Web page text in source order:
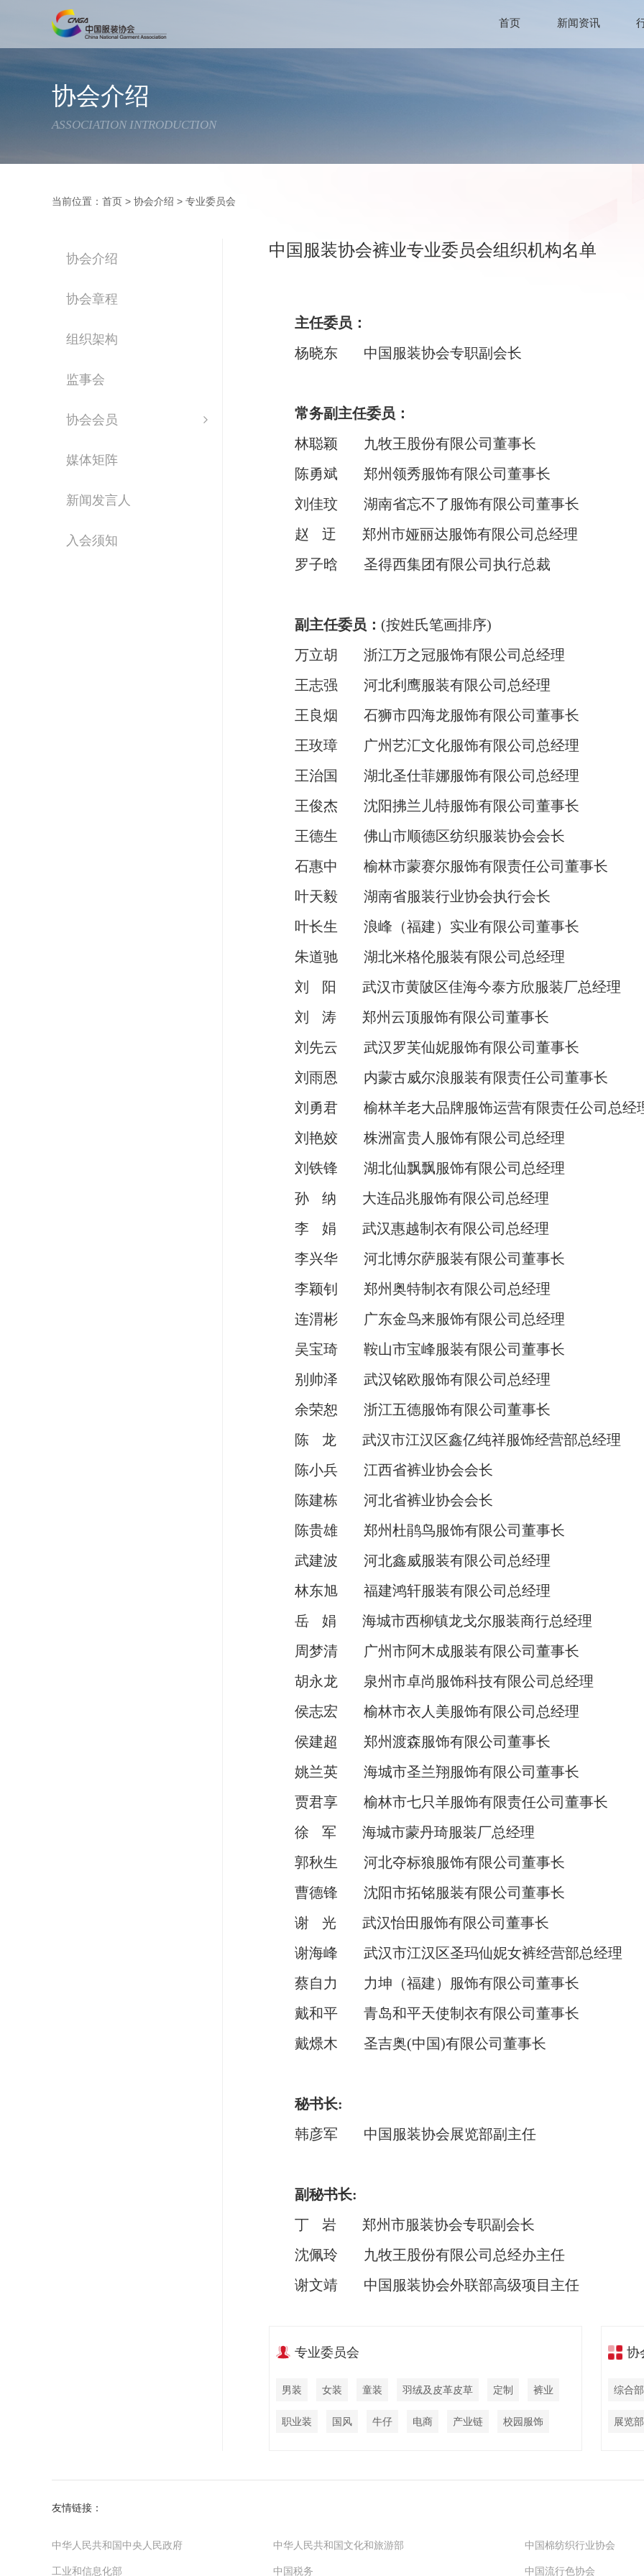
首页 新闻资讯
协会介绍
ASSOCIATION INTRODUCTION
当前位置： 首页 > 协会介绍 > 专业委员会
协会介绍
协会章程
组织架构
监事会
协会会员
媒体矩阵
新闻发言人
入会须知
中国服装协会裤业专业委员会组织机构名单
主任委员：
杨晓东
中国服装协会专职副会长
常务副主任委员：
林聪颖
九牧王股份有限公司 董事长
陈勇斌
郑州领秀服饰有限公司董事长
刘佳玟
湖南省忘不了服饰有限公司 董事长
赵
迂 郑州市娅丽达服饰有限公司 总经理
罗子晗
圣得西集团有限公司 执行总裁
副主任委员： (按姓氏笔画排序)
万立胡
浙江万之冠服饰有限公司 总经理
王志强
河北利鹰服装有限公司 总经理
王良烟
石狮市四海龙服饰有限公司董事长
王玫璋
广州艺汇文化服饰有限公司总经理
王治国
湖北圣仕菲娜服饰有限公司总经理
王俊杰
沈阳拂兰儿特服饰有限公司董事长
王德生
佛山市顺德区纺织服装协会会长
石惠中
榆林市蒙赛尔服饰有限责任公司 董事长
叶天毅
湖南省服装行业协会执行会长
叶长生
浪峰（福建）实业有限公司董事长
朱道驰
湖北米格伦服装有限公司 总经理
刘
阳 武汉市黄陂区佳海今泰方欣服装厂总经理
刘
涛 郑州云顶服饰有限公司 董事长
刘先云
武汉罗芙仙妮服饰有限公司董事长
刘雨恩
内蒙古威尔浪服装有限责任公司 董事长
刘勇君
榆林羊老大品牌服饰运营有限责任公司总经
刘艳姣
株洲富贵人服饰有限公司 总经理
刘铁锋
湖北仙飘飘服饰有限公司 总经理
孙
纳 大连品兆服饰有限公司 总经理
李
娟 武汉惠越制衣有限公司 总经理
李兴华
河北博尔萨服装有限公司 董事长
李颖钊
郑州奥特制衣有限公司 总经理
连渭彬
广东金鸟来服饰有限公司 总经理
吴宝琦
鞍山市宝峰服装有限公司 董事长
别帅泽
武汉铭欧服饰有限公司 总经理
余荣恕
浙江五德服饰有限公司 董事长
陈
龙 武汉市江汉区鑫亿纯祥服饰经营部总经理
陈小兵
江西省裤业协会会长
陈建栋
河北省裤业协会会长
陈贵雄
郑州杜鹃鸟服饰有限公司 董事长
武建波
河北鑫威服装有限公司 总经理
林东旭
福建鸿轩服装有限公司 总经理
岳
娟
海城市西柳镇龙戈尔服装商行总经理
周梦清
广州市阿木成服装有限公司董事长
胡永龙
泉州市卓尚服饰科技有限公司总经理
侯志宏
榆林市衣人美服饰有限公司总经理
侯建超
郑州渡森服饰有限公司 董事长
姚兰英
海城市圣兰翔服饰有限公司董事长
贾君享
榆林市七只羊服饰有限责任公司 董事长
徐
军 海城市蒙丹琦服装厂总经理
郭秋生
河北夺标狼服饰有限公司 董事长
曹德锋
沈阳市拓铭服装有限公司 董事长
谢
光 武汉怡田服饰有限公司 董事长
谢海峰
武汉市江汉区圣玛仙妮女裤经营部总经理
蔡自力
力坤（福建）服饰有限公司董事长
戴和平
青岛和平天使制衣有限公司董事长
戴燝木
圣吉奥(中国)有限公司 董事长
秘书长:
韩彦军
中国服装协会展览部副主任
副秘书长:
丁
岩 郑州市服装协会专职副会长
沈佩玲
九牧王股份有限公司 总经办主任
谢文靖
中国服装协会外联部高级项目主任
专业委员会
男装 女装 童装 羽绒及皮革皮草 定制 裤业
职业装 国风 牛仔 电商 产业链 校园服饰
协
综合部
展览部
友情链接：
中华人民共和国中央人民政府
工业和信息化部
中华人民共和国文化和旅游部
中国税务
中国棉纺织行业协会
中国流行色协会